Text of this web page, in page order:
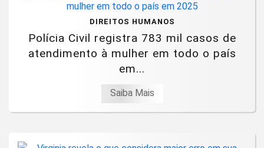
DIREITOS HUMANOS
Polícia Civil registra 783 mil casos de
atendimento à mulher em todo o país
em...
Saiba Mais